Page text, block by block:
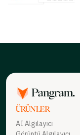
ÜRÜNLER
AI Algılayıcı